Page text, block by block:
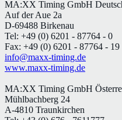
MA:XX Timing GmbH
Auf der Aue 2a
D-69488 Birkenau
Tel: +49 (0) 6201 - 87764 - 0
Fax: +49 (0) 6201 - 87764 - 19
info@maxx-timing.de
www.maxx-timing.de
MA:XX Timing GmbH
Mühlbachberg 24
A-4810 Traunkirchen